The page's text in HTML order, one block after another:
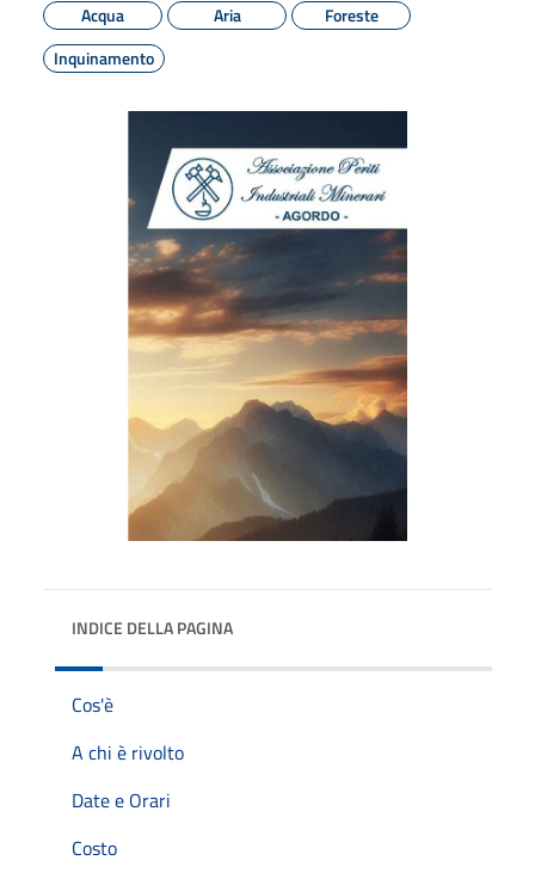
Acqua
Aria
Foreste
Inquinamento
INDICE DELLA PAGINA
Cos'è
A chi è rivolto
Date e Orari
Costo